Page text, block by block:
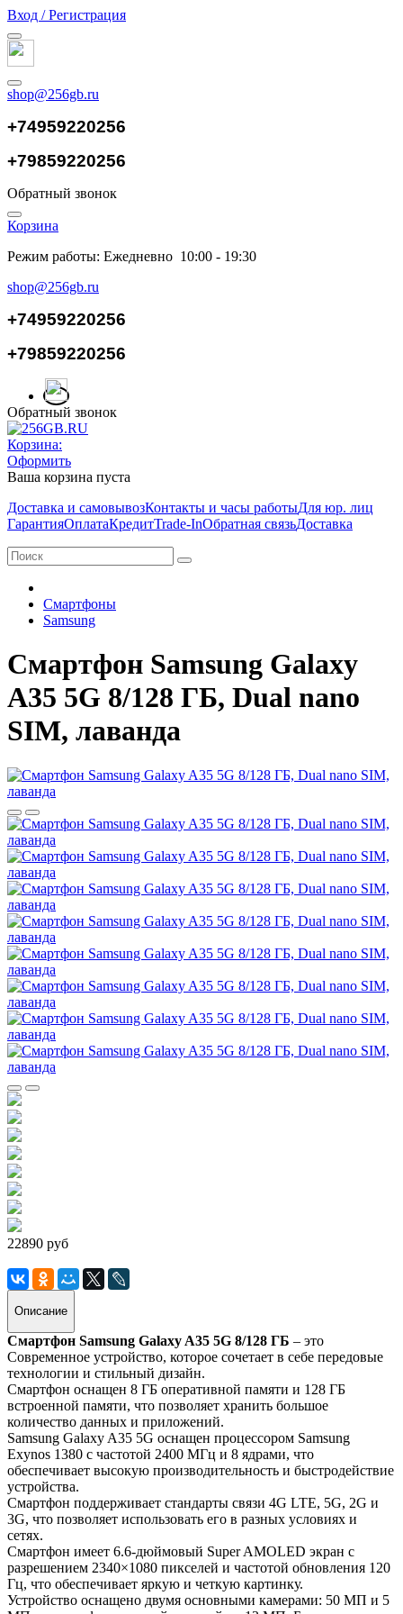
Вход / Регистрация
shop@256gb.ru
+74959220256
+79859220256
Обратный звонок
Корзина
Режим работы: Ежедневно 10:00 - 19:30
shop@256gb.ru
+74959220256
+79859220256
Обратный звонок
Корзина:
Оформить
Ваша корзина пуста
Доставка и самовывозКонтакты и часы работыДля юр. лиц
ГарантияОплатаКредитTrade-InОбратная связьДоставка
Смартфоны
Samsung
Смартфон Samsung Galaxy
A35 5G 8/128 ГБ, Dual nano
SIM, лаванда
22890 руб
Описание
Смартфон Samsung Galaxy A35 5G 8/128 ГБ – это
Современное устройство, которое сочетает в себе передовые
технологии и стильный дизайн.
Смартфон оснащен 8 ГБ оперативной памяти и 128 ГБ
встроенной памяти, что позволяет хранить большое
количество данных и приложений.
Samsung Galaxy A35 5G оснащен процессором Samsung
Exynos 1380 с частотой 2400 МГц и 8 ядрами, что
обеспечивает высокую производительность и быстродействие
устройства.
Смартфон поддерживает стандарты связи 4G LTE, 5G, 2G и
3G, что позволяет использовать его в разных условиях и
сетях.
Смартфон имеет 6.6-дюймовый Super AMOLED экран с
разрешением 2340×1080 пикселей и частотой обновления 120
Гц, что обеспечивает яркую и четкую картинку.
Устройство оснащено двумя основными камерами: 50 МП и 5